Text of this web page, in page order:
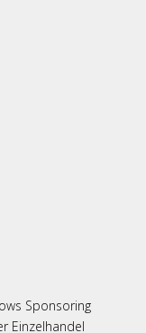
Sponsoring
Einzelhandel